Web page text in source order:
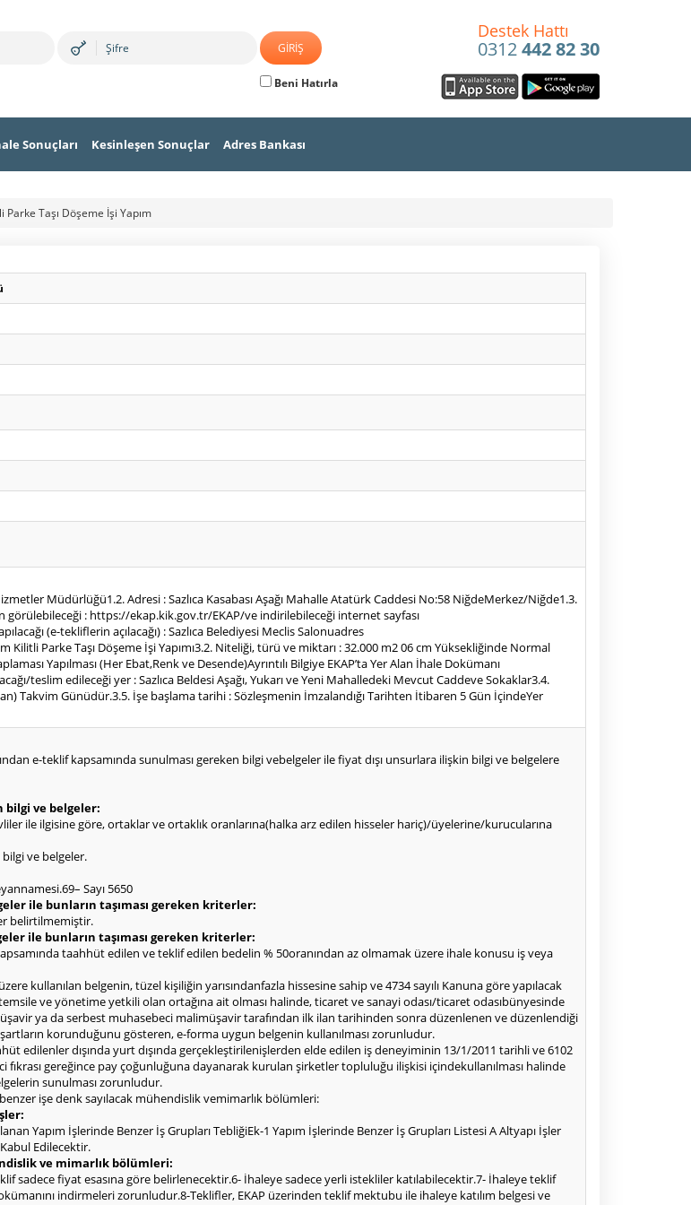
Beni Hatırla
Destek Hattı
0312442 82 30
Sonuçları Kesinleşen Sonuçlar Adres Bankası
Taşı Döşeme İşi Yapım
Müdürlüğü1.2. Adresi : Sazlıca Kasabası Aşağı Mahalle Atatürk Caddesi No:58 NiğdeMerkez/Niğde1.3.
görülebileceği : https://ekap.kik.gov.tr/EKAP/ve indirilebileceği internet sayfası
(e-tekliflerin açılacağı) : Sazlıca Belediyesi Meclis Salonuadres
Kilitli Parke Taşı Döşeme İşi Yapımı3.2. Niteliği, türü ve miktarı : 32.000 m2 06 cm Yüksekliğinde Normal
Yapılması (Her Ebat,Renk ve Desende)Ayrıntılı Bilgiye EKAP’ta Yer Alan İhale Dokümanı
teslim edileceği yer : Sazlıca Beldesi Aşağı, Yukarı ve Yeni Mahalledeki Mevcut Caddeve Sokaklar3.4.
Takvim Günüdür.3.5. İşe başlama tarihi : Sözleşmenin İmzalandığı Tarihten İtibaren 5 Gün İçindeYer
e-teklif kapsamında sunulması gereken bilgi vebelgeler ile fiyat dışı unsurlara ilişkin bilgi ve belgelere
ve belgeler:
ile ilgisine göre, ortaklar ve ortaklık oranlarına(halka arz edilen hisseler hariç)/üyelerine/kurucularına
ve belgeler.
Sayı 5650
ile bunların taşıması gereken kriterler:
belirtilmemiştir.
ile bunların taşıması gereken kriterler:
taahhüt edilen ve teklif edilen bedelin % 50oranından az olmamak üzere ihale konusu iş veya
kullanılan belgenin, tüzel kişiliğin yarısındanfazla hissesine sahip ve 4734 sayılı Kanuna göre yapılacak
ve yönetime yetkili olan ortağına ait olması halinde, ticaret ve sanayi odası/ticaret odasıbünyesinde
ya da serbest muhasebeci malimüşavir tarafından ilk ilan tarihinden sonra düzenlenen ve düzenlendiği
korunduğunu gösteren, e-forma uygun belgenin kullanılması zorunludur.
edilenler dışında yurt dışında gerçekleştirilenişlerden elde edilen iş deneyiminin 13/1/2011 tarihli ve 6102
fıkrası gereğince pay çoğunluğuna dayanarak kurulan şirketler topluluğu ilişkisi içindekullanılması halinde
sunulması zorunludur.
işe denk sayılacak mühendislik vemimarlık bölümleri:
Yapım İşlerinde Benzer İş Grupları TebliğiEk-1 Yapım İşlerinde Benzer İş Grupları Listesi A Altyapı İşler
Edilecektir.
ve mimarlık bölümleri:
sadece fiyat esasına göre belirlenecektir.6- İhaleye sadece yerli istekliler katılabilecektir.7- İhaleye teklif
indirmeleri zorunludur.8-Teklifler, EKAP üzerinden teklif mektubu ile ihaleye katılım belgesi ve